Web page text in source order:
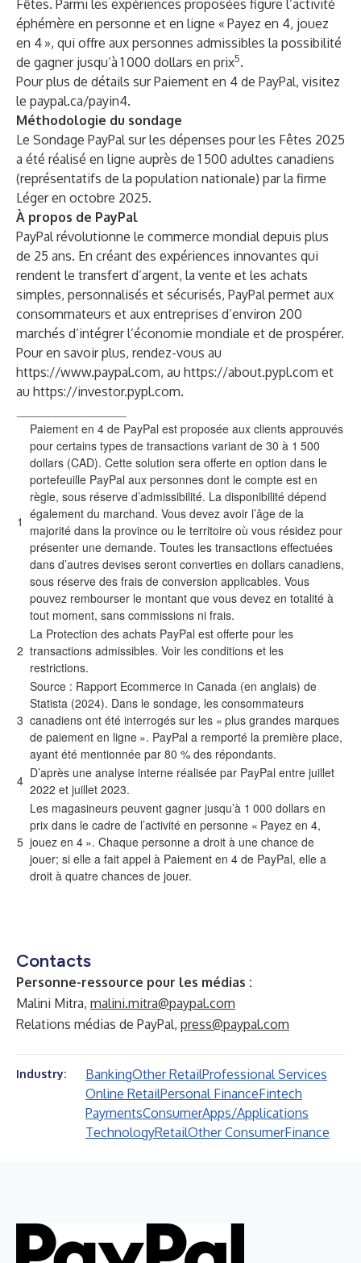
Fêtes. Parmi les expériences proposées figure l’activité
éphémère en personne et en ligne « Payez en 4, jouez
en 4 », qui offre aux personnes admissibles la possibilité
de gagner jusqu’à 1 000 dollars en prix5.
Pour plus de détails sur Paiement en 4 de PayPal, visitez
le paypal.ca/payin4.
Méthodologie du sondage
Le Sondage PayPal sur les dépenses pour les Fêtes 2025
a été réalisé en ligne auprès de 1 500 adultes canadiens
(représentatifs de la population nationale) par la firme
Léger en octobre 2025.
À propos de PayPal
PayPal révolutionne le commerce mondial depuis plus
de 25 ans. En créant des expériences innovantes qui
rendent le transfert d’argent, la vente et les achats
simples, personnalisés et sécurisés, PayPal permet aux
consommateurs et aux entreprises d’environ 200
marchés d’intégrer l’économie mondiale et de prospérer.
Pour en savoir plus, rendez-vous au
https://www.paypal.com, au https://about.pypl.com et
au https://investor.pypl.com.
1
Paiement en 4 de PayPal est proposée aux clients approuvés
pour certains types de transactions variant de 30 à 1 500
dollars (CAD). Cette solution sera offerte en option dans le
portefeuille PayPal aux personnes dont le compte est en
règle, sous réserve d’admissibilité. La disponibilité dépend
également du marchand. Vous devez avoir l’âge de la
majorité dans la province ou le territoire où vous résidez pour
présenter une demande. Toutes les transactions effectuées
dans d’autres devises seront converties en dollars canadiens,
sous réserve des frais de conversion applicables. Vous
pouvez rembourser le montant que vous devez en totalité à
tout moment, sans commissions ni frais.
2
La Protection des achats PayPal est offerte pour les
transactions admissibles. Voir les conditions et les
restrictions.
3
Source : Rapport Ecommerce in Canada (en anglais) de
Statista (2024). Dans le sondage, les consommateurs
canadiens ont été interrogés sur les « plus grandes marques
de paiement en ligne ». PayPal a remporté la première place,
ayant été mentionnée par 80 % des répondants.
4 D’après une analyse interne réalisée par PayPal entre juillet
2022 et juillet 2023.
5
Les magasineurs peuvent gagner jusqu’à 1 000 dollars en
prix dans le cadre de l’activité en personne « Payez en 4,
jouez en 4 ». Chaque personne a droit à une chance de
jouer; si elle a fait appel à Paiement en 4 de PayPal, elle a
droit à quatre chances de jouer.
Contacts
Personne-ressource pour les médias :
Malini Mitra, malini.mitra@paypal.com
Relations médias de PayPal, press@paypal.com
Industry: BankingOther RetailProfessional Services
Online RetailPersonal FinanceFintech
PaymentsConsumerApps/Applications
TechnologyRetailOther ConsumerFinance